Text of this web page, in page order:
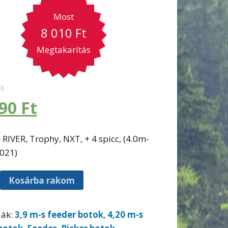
Most
8 010 Ft
Megtakarítás
Ft
Trophy, NXT, + 4 spicc, (4.0m-
Kosárba rakom
3,9 m-s feeder botok, 4,20 m-s